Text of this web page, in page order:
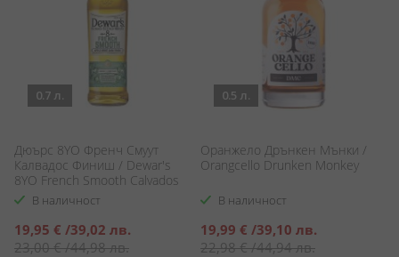
0.7 л.
Дюърс 8YO Френч Смуут
Калвадос Финиш / Dewar's
8YO French Smooth Calvados
FInishВ наличност
Специална
цена
19,95 € /39,02 лв.
23,00 €/44,98 лв.
0.5 л.
Оранжело Дрънкен Мънки /
Orangcello Drunken Monkey
В наличност
Специална
цена
19,99 € /39,10 лв.
22,98 €/44,94 лв.